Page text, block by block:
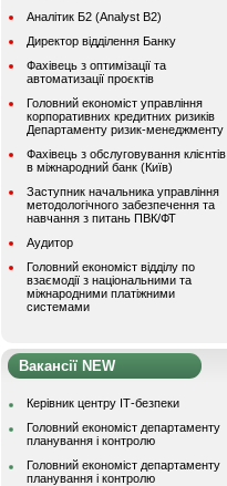
Аналітик Б2 (Analyst B2)
Директор відділення Банку
Фахівець з оптимізації та
автоматизації проєктів
Головний економіст управління
корпоративних кредитних ризиків
Департаменту ризик-менеджменту
Фахівець з обслуговування клієнтів
в міжнародний банк (Київ)
Заступник начальника управління
методологічного забезпечення та
навчання з питань ПВК/ФТ
Аудитор
Головний економіст відділу по
взаємодії з національними та
міжнародними платіжними
системами
Вакансії NEW
Керівник центру ІТ-безпеки
Головний економіст департаменту
планування і контролю
Головний економіст департаменту
планування і контролю